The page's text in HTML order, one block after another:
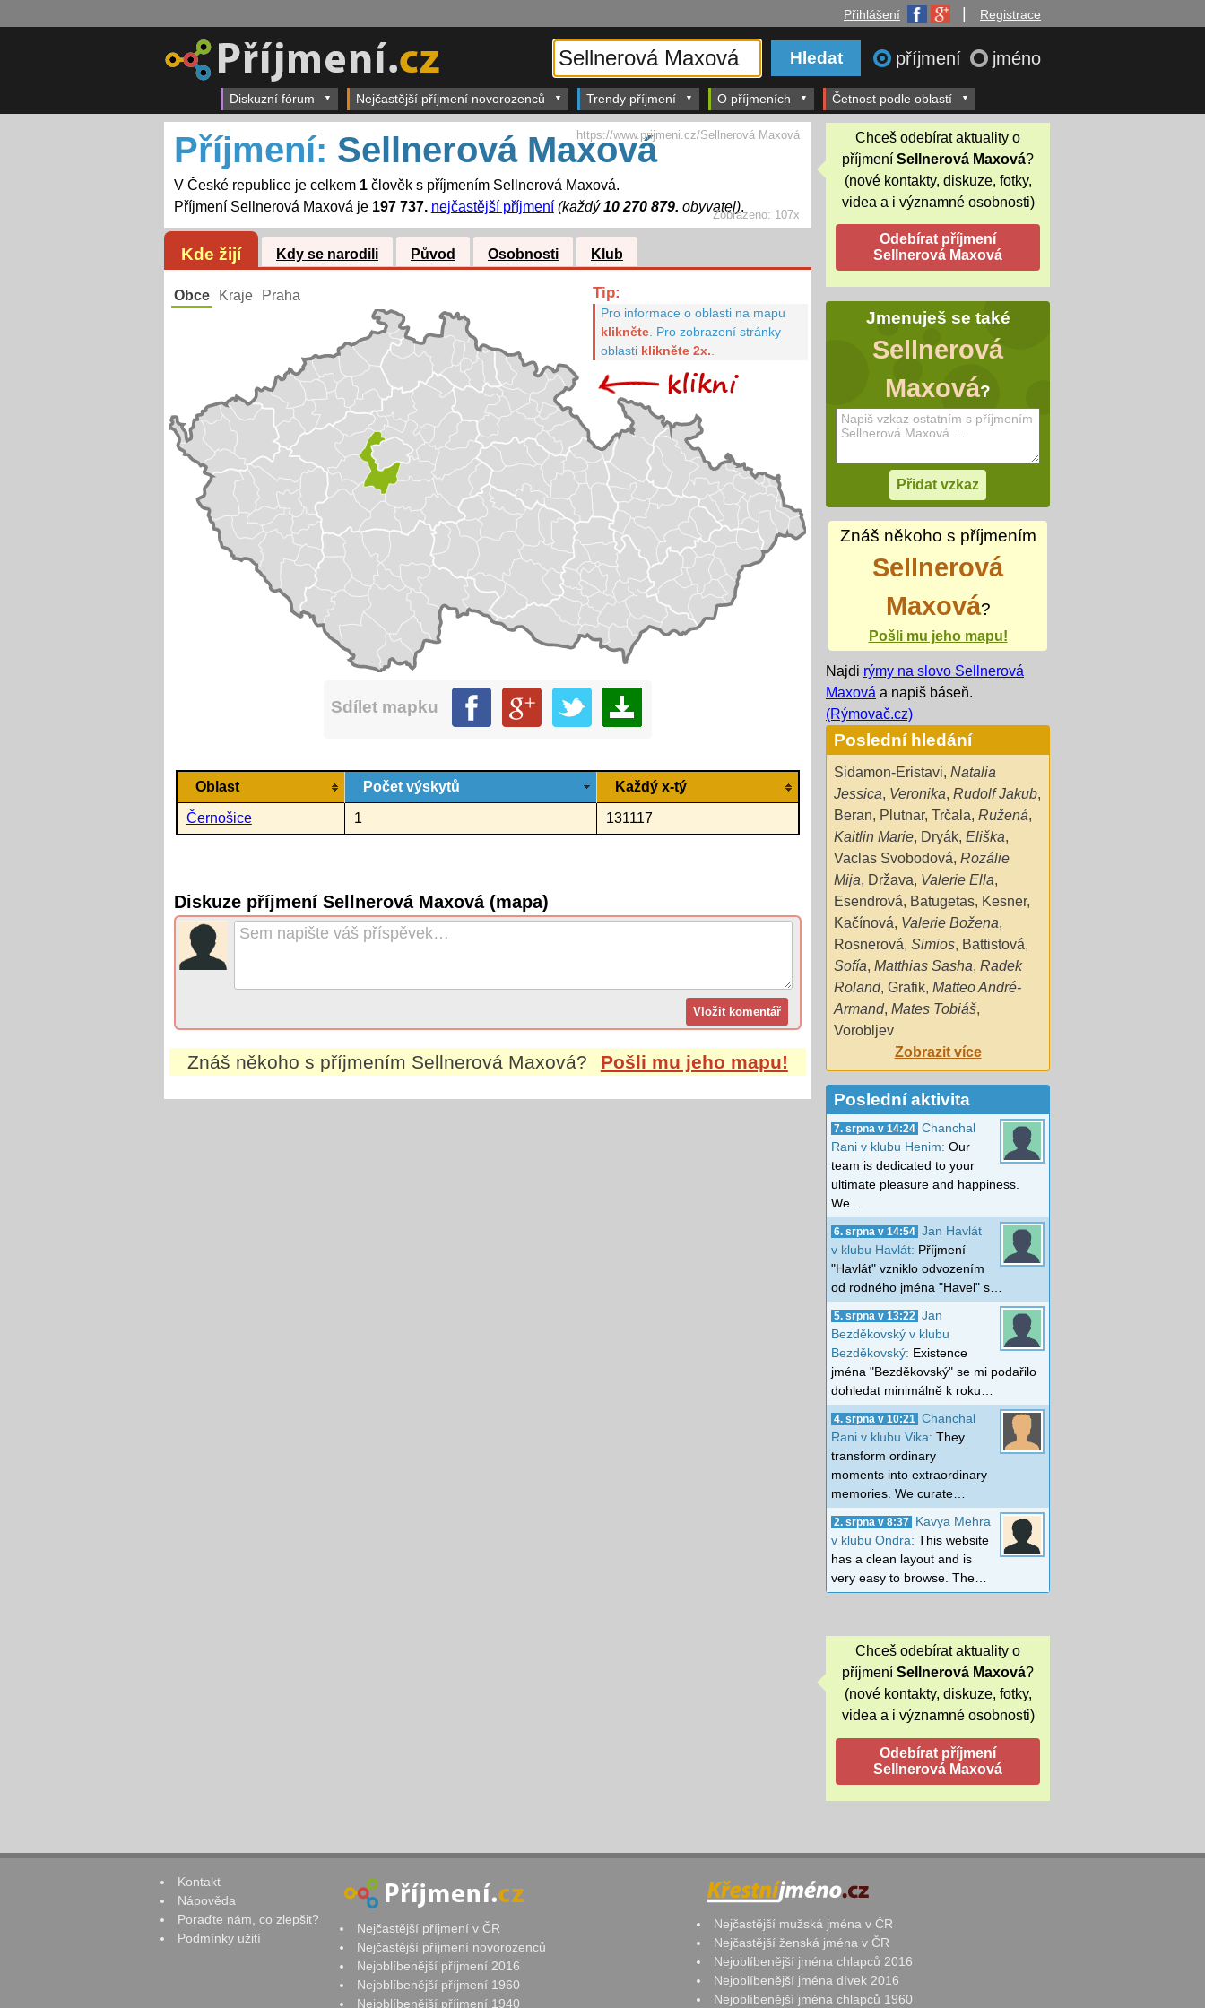
Přihlášení Registrace
příjmení jméno
Diskuzní fórum Nejčastější příjmení novorozenců Trendy příjmení O příjmeních Četnost podle oblastí
Zobrazeno: 107x
Příjmení: Sellnerová Maxová
V České republice je celkem 1člověk s příjmením Sellnerová Maxová.
Příjmení Sellnerová Maxová je 197 737. nejčastější příjmení (každý10 270 879. obyvatel).
https://www.prijmeni.cz/Sellnerová Maxová
Kde žijí Kdy se narodili Původ Osobnosti Klub
Obce Kraje Praha Tip:
Pro informace o oblasti na mapu
klikněte. Pro zobrazení stránky
oblasti klikněte 2x.
Sdílet mapku
Oblast Počet výskytů Každý x-tý
Černošice 1 131117
Diskuze příjmení Sellnerová Maxová (mapa)
Znáš někoho s příjmením Sellnerová Maxová? Pošli mu jeho mapu!
Chceš odebírat aktuality o
příjmení Sellnerová Maxová?
(nové kontakty, diskuze, fotky,
videa a i významné osobnosti)
Jmenuješ se také
Sellnerová
Maxová?
Znáš někoho s příjmením
Sellnerová
Maxová?
Pošli mu jeho mapu!
Najdi rýmy na slovo Sellnerová
Maxová a napiš báseň.
(Rýmovač.cz)
Poslední hledání
Sidamon-Eristavi, Natalia
Jessica, Veronika, Rudolf Jakub,
Beran, Plutnar, Trčala, Ružená,
Kaitlin Marie, Dryák, Eliška,
Vaclas Svobodová, Rozálie
Mija, Država, Valerie Ella,
Esendrová, Batugetas, Kesner,
Kačínová, Valerie Božena,
Rosnerová, Simios, Battistová,
Sofía, Matthias Sasha, Radek
Roland, Grafik, Matteo André-
Armand, Mates Tobiáš,
Vorobljev
Zobrazit více
Poslední aktivita
7. srpna v 14:24 Chanchal
Rani v klubu Henim: Our
team is dedicated to your
ultimate pleasure and happiness.
We…
6. srpna v 14:54 Jan Havlát
v klubu Havlát: Příjmení
"Havlát" vzniklo odvozením
od rodného jména "Havel" s…
5. srpna v 13:22
Jan
Bezděkovský v klubu
Bezděkovský: Existence
jména "Bezděkovský" se mi podařilo
dohledat minimálně k roku…
4. srpna v 10:21
Chanchal
Rani v klubu Vika: They
transform ordinary
moments into extraordinary
memories. We curate…
2. srpna v 8:37
Kavya Mehra
v klubu Ondra: This website
has a clean layout and is
very easy to browse. The…
Chceš odebírat aktuality o
příjmení Sellnerová Maxová?
(nové kontakty, diskuze, fotky,
videa a i významné osobnosti)
Kontakt
Nápověda
Poraďte nám, co zlepšit?
Podmínky užití
Nejčastější příjmení v ČR
Nejčastější příjmení novorozenců
Nejoblíbenější příjmení 2016
Nejoblíbenější příjmení 1960
Nejoblíbenější příjmení 1940
Nejčastější mužská jména v ČR
Nejčastější ženská jména v ČR
Nejoblíbenější jména chlapců 2016
Nejoblíbenější jména dívek 2016
Nejoblíbenější jména chlapců 1960